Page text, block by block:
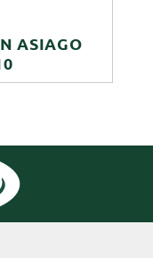
ASIAGO